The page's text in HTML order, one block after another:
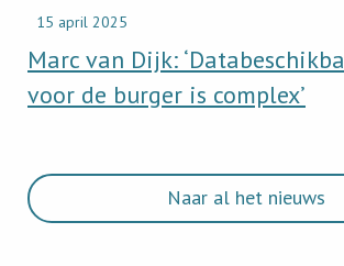
15 april 2025
Marc van Dijk:
voor de burger is complex’
complex’
Naar al het nieuws